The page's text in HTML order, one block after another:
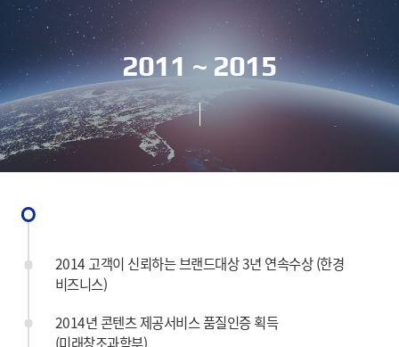
2011 ~ 2015
2014 고객이 신뢰하는 브랜드대상 3년 연속수상 (한경
비즈니스)
2014년 콘텐츠 제공서비스 품질인증 획득
(미래창조과학부)